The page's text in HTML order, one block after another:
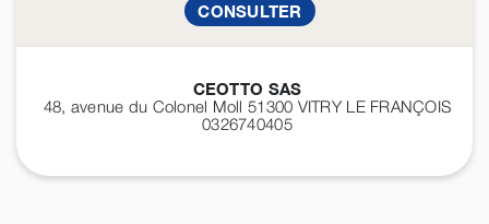
CONSULTER
CEOTTO SAS
48, avenue du Colonel Moll 51300 VITRY LE FRANÇOIS
0326740405